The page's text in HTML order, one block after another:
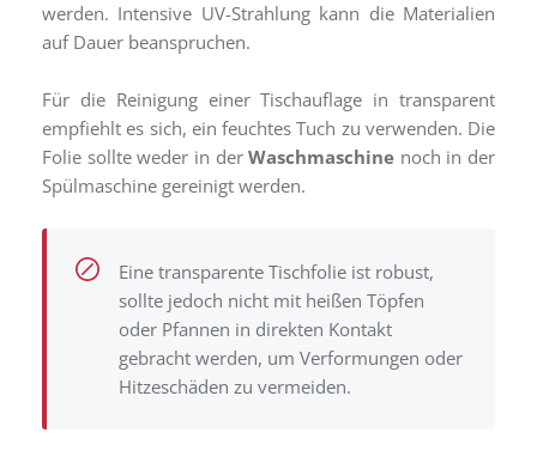
werden. Intensive UV-Strahlung kann die Materialien
auf Dauer beanspruchen.
Für die Reinigung einer Tischauflage in transparent
empfiehlt es sich, ein feuchtes Tuch zu verwenden. Die
Folie sollte weder in derWaschmaschine noch in der
Spülmaschine gereinigt werden.
Eine transparente Tischfolie ist robust,
sollte jedoch nicht mit heißen Töpfen
oder Pfannen in direkten Kontakt
gebracht werden, um Verformungen oder
Hitzeschäden zu vermeiden.